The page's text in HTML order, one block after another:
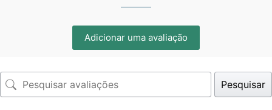
Adicionar uma avaliação
Pesquisar